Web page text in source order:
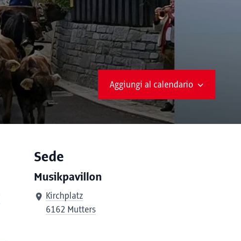
Aggiungi al calendario
Sede
Musikpavillon
Kirchplatz
6162 Mutters